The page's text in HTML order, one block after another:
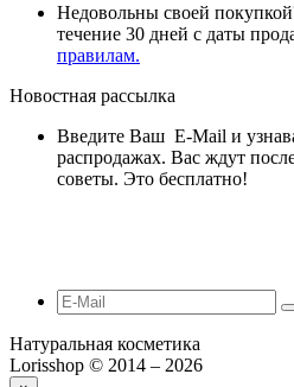
Недовольны своей
течение 30 дней с даты
правилам.
Новостная рассылка
Введите Ваш E-Mail и
распродажах. Вас ждут
советы. Это бесплатно!
Натуральная косметика
Lorisshop © 2014 – 2026